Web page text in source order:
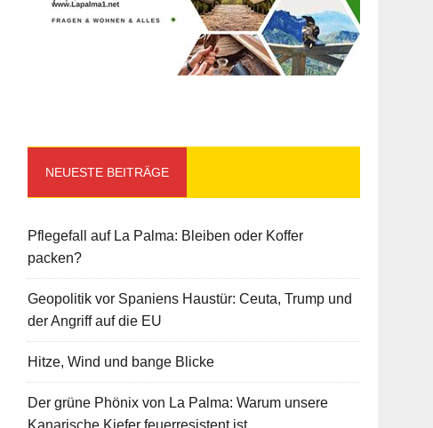
NEUESTE BEITRÄGE
Pflegefall auf La Palma: Bleiben oder Koffer
packen?
Geopolitik vor Spaniens Haustür: Ceuta, Trump und
der Angriff auf die EU
Hitze, Wind und bange Blicke
Der grüne Phönix von La Palma: Warum unsere
Kanarische Kiefer feuerresistent ist